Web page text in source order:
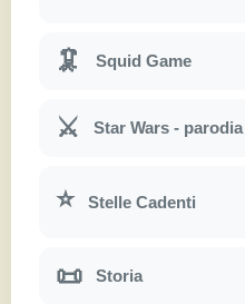
🦑 Squid Game
⚔ Star Wars - parodia
⭐ Stelle Cadenti
📜 Storia